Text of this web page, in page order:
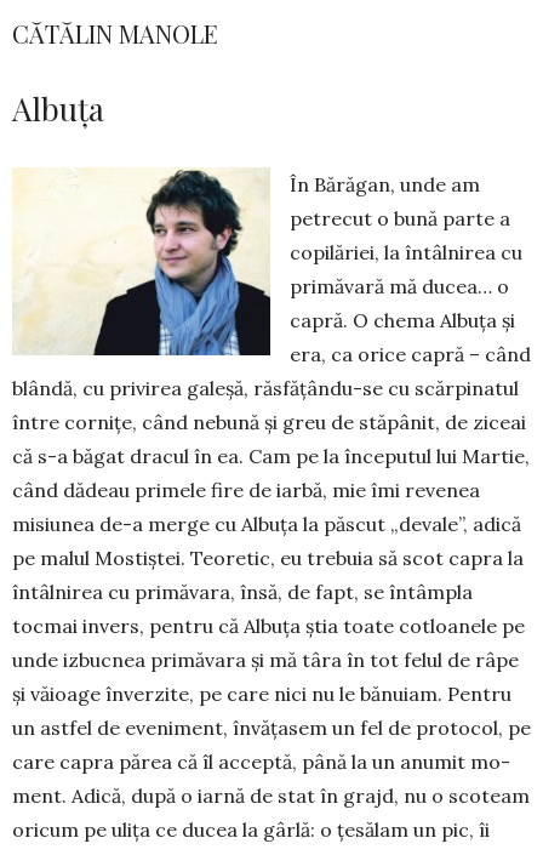
CĂTĂLIN MANOLE
Albuța
În Bărăgan, unde am
petrecut o bună parte a
co­pi­­lă­riei, la întâlnirea cu
primăvară mă ducea… o
capră. O chema Albuța și
era, ca orice capră – când
blândă, cu privirea galeșă, răsfățându-se cu scăr­pi­natul
între cor­ni­țe, când nebună și greu de stăpânit, de ziceai
că s-a bă­gat dracul în ea. Cam pe la înce­pu­tul lui Martie,
când dădeau primele fire de iarbă, mie îmi revenea
misiu­nea de-a merge cu Albu­ța la păscut „de­vale”, adică
pe malul Mostiștei. Teo­retic, eu trebuia să scot capra la
întâl­ni­rea cu primăvara, însă, de fapt, se întâmpla
tocmai invers, pentru că Albuța știa toate cotloanele pe
unde izbuc­nea pri­măvara și mă târa în tot felul de râpe
și văioa­ge în­verzite, pe care nici nu le bănuiam. Pentru
un astfel de eveniment, învățasem un fel de protocol, pe
care capra părea că îl acceptă, până la un anumit mo­
ment. Adică, după o iarnă de stat în grajd, nu o sco­team
oricum pe ulița ce ducea la gârlă: o țesălam un pic, îi